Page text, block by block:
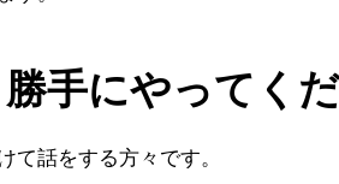
手にやってく
て話をする方々です。